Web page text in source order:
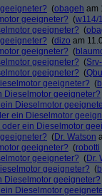
(obageh am
geeigneter? (w114/
geeigneter? (
(dizo am
geeigneter? (
geeigneter? (
geeigneter? (
geeigneter? (
Dieselmotor geeigneter?
Dieselmotor
ein Dieselmotor
oder ein Dieselmotor
(Dr. Watson
geeigneter? (robotti
geeigneter? (Dr.
geeigneter? (
Dieselmotor geeigneter?
Dieselmotor